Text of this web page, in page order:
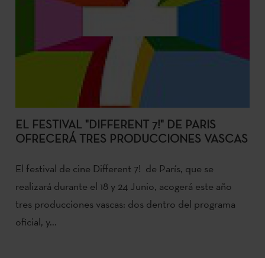
EL FESTIVAL "DIFFERENT 7!" DE PARIS
OFRECERÁ TRES PRODUCCIONES VASCAS
El festival de cine Different 7! de París, que se
realizará durante el 18 y 24 Junio, acogerá este año
tres producciones vascas: dos dentro del programa
oficial, y...